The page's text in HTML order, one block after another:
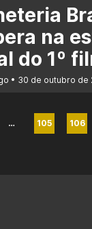
na
do 1º
30 de outubro de
…
Página
105
106